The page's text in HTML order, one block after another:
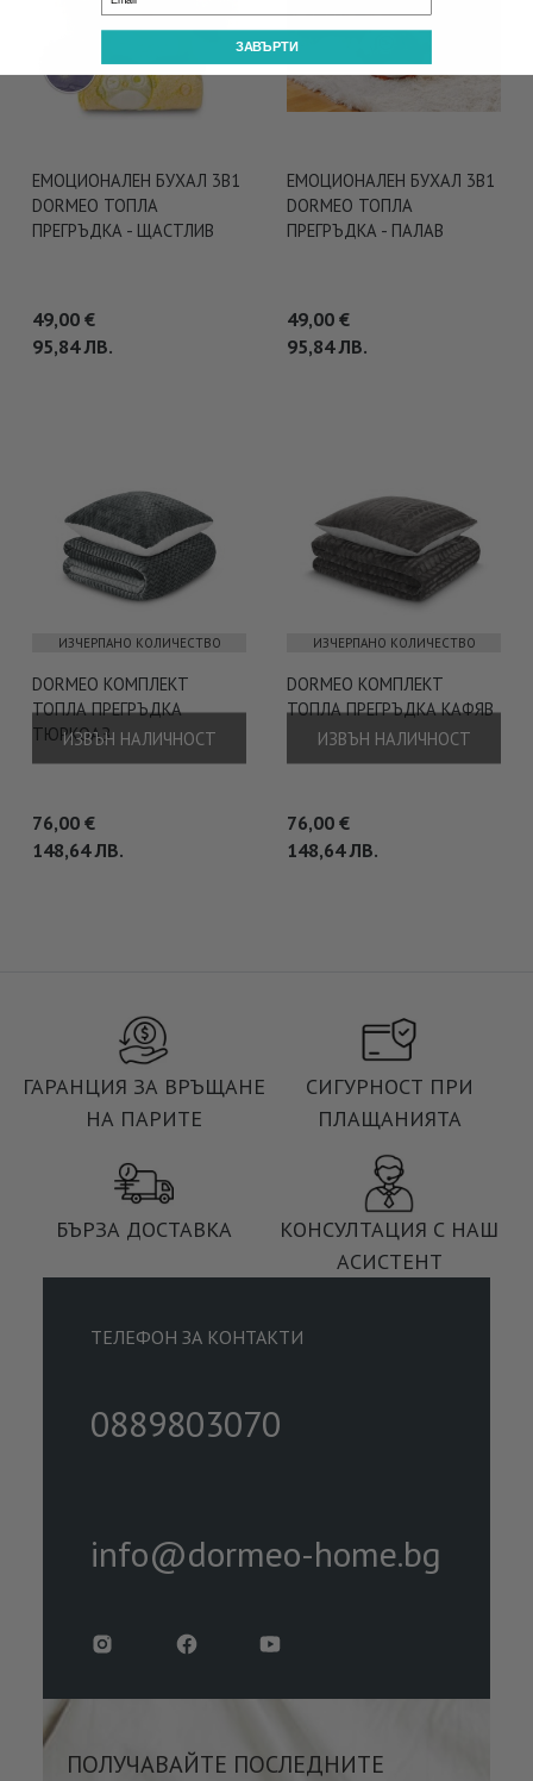
ЕМОЦИОНАЛЕН БУХАЛ 3В1
DORMEO ТОПЛА
ПРЕГРЪДКА - ЩАСТЛИВ
49,00 €
95,84ЛВ.
ЕМОЦИОНАЛЕН БУХАЛ 3В1
DORMEO ТОПЛА
ПРЕГРЪДКА - ПАЛАВ
49,00 €
95,84ЛВ.
ИЗЧЕРПАНО КОЛИЧЕСТВО
DORMEO КОМПЛЕКТ
ТОПЛА ПРЕГРЪДКА
ТЮРКОАЗ
ИЗВЪН НАЛИЧНОСТ
76,00 €
148,64ЛВ.
ИЗЧЕРПАНО КОЛИЧЕСТВО
DORMEO КОМПЛЕКТ
ТОПЛА ПРЕГРЪДКА КАФЯВ
ИЗВЪН НАЛИЧНОСТ
76,00 €
148,64ЛВ.
ГАРАНЦИЯ ЗА ВРЪЩАНЕ
НА ПАРИТЕ
СИГУРНОСТ ПРИ
ПЛАЩАНИЯТА
БЪРЗА ДОСТАВКА
КОНСУЛТАЦИЯ С НАШ
АСИСТЕНТ
ТЕЛЕФОН ЗА КОНТАКТИ
0889803070
info@dormeo-home.bg
ПОЛУЧАВАЙТЕ ПОСЛЕДНИТЕ
ЗАВЪРТИ